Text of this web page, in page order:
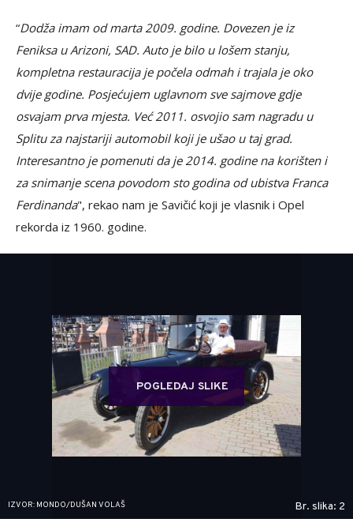
“Dodža imam od marta 2009. godine. Dovezen je iz
Feniksa u Arizoni, SAD. Auto je bilo u lošem stanju,
kompletna restauracija je počela odmah i trajala je oko
dvije godine. Posjećujem uglavnom sve sajmove gdje
osvajam prva mjesta. Već 2011. osvojio sam nagradu u
Splitu za najstariji automobil koji je ušao u taj grad.
Interesantno je pomenuti da je 2014. godine na korišten i
za snimanje scena povodom sto godina od ubistva Franca
Ferdinanda", rekao nam je Savičić koji je vlasnik i Opel
rekorda iz 1960. godine.
POGLEDAJ SLIKE
IZVOR: MONDO/DUŠAN VOLAŠ Br. slika: 2